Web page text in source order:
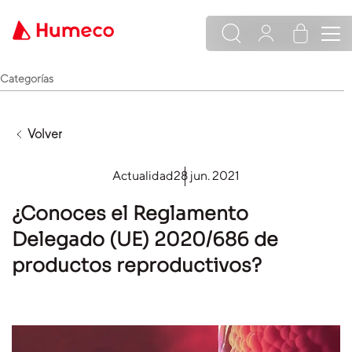
Categorías
Volver
Actualidad28 jun. 2021
¿Conoces el Reglamento
Delegado (UE) 2020/686 de
productos reproductivos?